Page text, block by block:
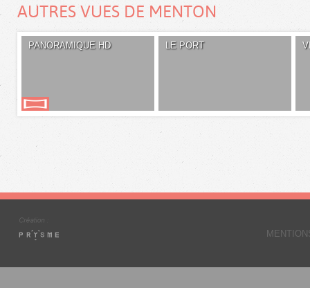
AUTRES VUES DE MENTON
PANORAMIQUE HD LE PORT